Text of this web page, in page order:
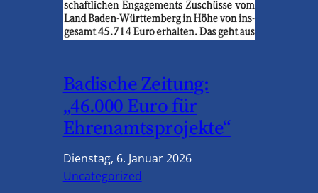
Badische Zeitung:
„46.000 Euro für
Ehrenamtsprojekte“
Dienstag, 6. Januar 2026
Uncategorized